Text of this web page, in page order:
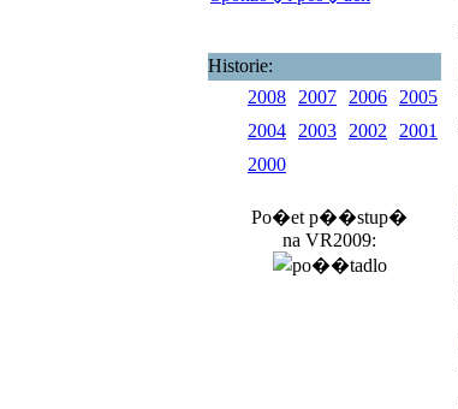
Historie:
2008
2007 2006
2005
2004
2003 2002
2001
2000
Po�et p��stup�
na VR2009: